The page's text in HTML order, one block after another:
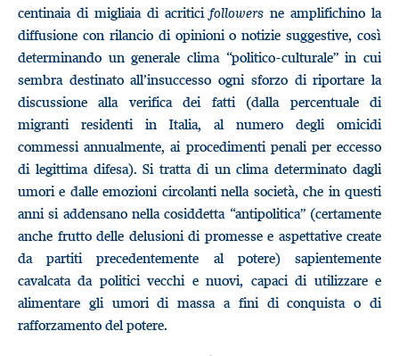
centinaia di migliaia di acriticifollowers ne amplifichino la
diffusione con rilancio di opinioni o notizie suggestive, così
determinando un generale clima “politico-culturale” in cui
sembra destinato all’insuccesso ogni sforzo di riportare la
discussione alla verifica dei fatti (dalla percentuale di
migranti residenti in Italia, al numero degli omicidi
commessi annualmente, ai procedimenti penali per eccesso
di legittima difesa). Si tratta di un clima determinato dagli
umori e dalle emozioni circolanti nella società, che in questi
anni si addensano nella cosiddetta “antipolitica” (certamente
anche frutto delle delusioni di promesse e aspettative create
da partiti precedentemente al potere) sapientemente
cavalcata da politici vecchi e nuovi, capaci di utilizzare e
alimentare gli umori di massa a fini di conquista o di
rafforzamento del potere.